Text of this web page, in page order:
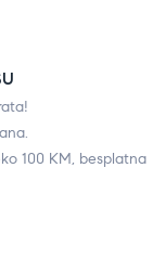
100 KM, besplatna